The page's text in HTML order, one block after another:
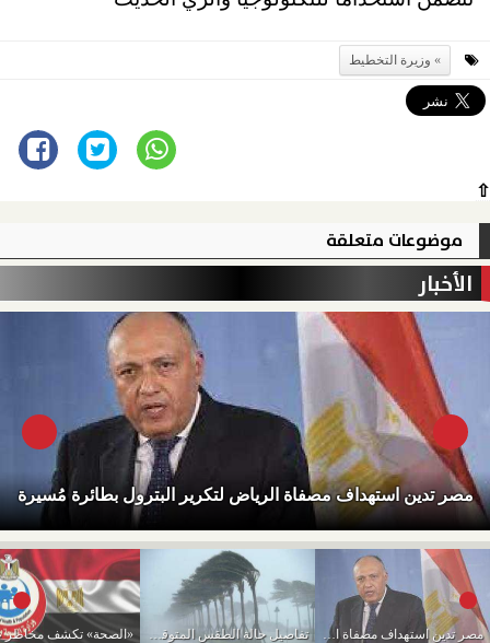
وزيرة التخطيط
⇧
موضوعات متعلقة
الأخبار
مصر تدين استهداف مصفاة الرياض لتكرير البترول بطائرة مُسيرة
مصر تدين استهداف مصفاة الرياض لتكرير البترول بطائرة... تفاصيل حالة الطقس المتوقعة من اليوم حتى الخميس...